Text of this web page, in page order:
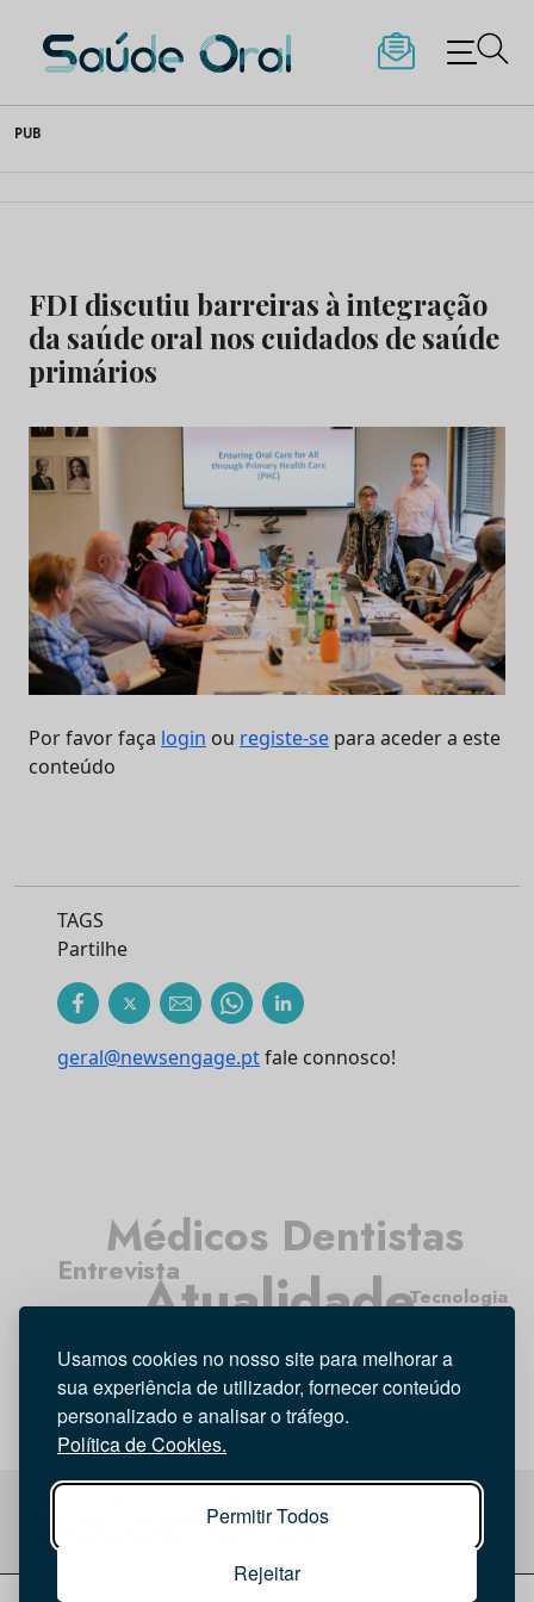
Usamos cookies no nosso site para melhorar a
sua experiência de utilizador, fornecer conteúdo
personalizado e analisar o tráfego.
Política de Cookies.
Permitir Todos
Rejeitar
to
content
Saúde Oral
PUB
FDI discutiu barreiras à integração
da saúde oral nos cuidados de saúde
primários
Por favor faça login ou registe-se para aceder a este
conteúdo
TAGS
Partilhe
geral@newsengage.ptfale connosco!
Atualidade
Médicos Dentistas
Higiene Oral
Entrevista
Opinião
Tecnologia